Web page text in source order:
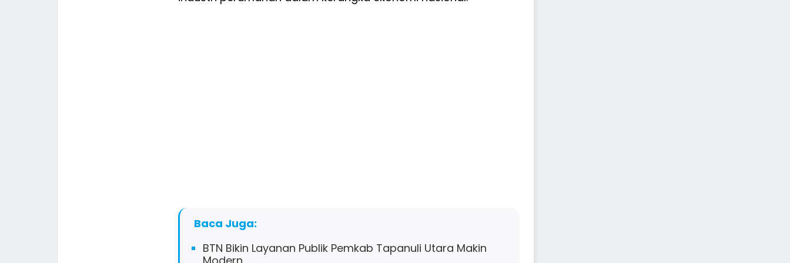
Baca Juga:
BTN Bikin Layanan Publik Pemkab Tapanuli Utara Makin